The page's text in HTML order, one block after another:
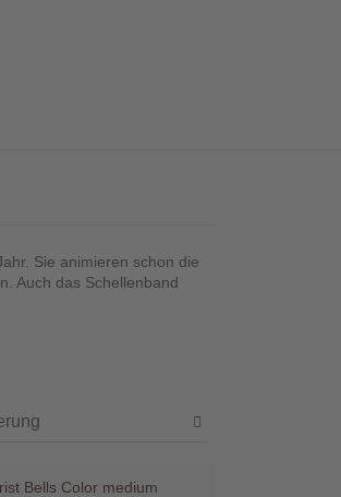
Sie animieren schon die
Auch das Schellenband